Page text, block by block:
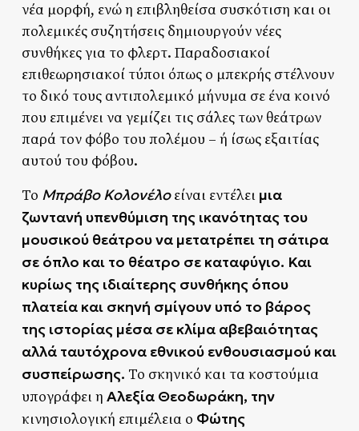
νέα μορφή, ενώ η επιβληθείσα συσκότιση και οι
πολεμικές συζητήσεις δημιουργούν νέες
συνθήκες για το φλερτ. Παραδοσιακοί
επιθεωρησιακοί τύποι όπως ο μπεκρής στέλνουν
το δικό τους αντιπολεμικό μήνυμα σε ένα κοινό
που επιμένει να γεμίζει τις σάλες των θεάτρων
παρά τον φόβο του πολέμου – ή ίσως εξαιτίας
αυτού του φόβου.
Το Μπράβο Κολονέλοείναι εντέλει μια
ζωντανή υπενθύμιση της ικανότητας του
μουσικού θεάτρου να μετατρέπει τη σάτιρα
σε όπλο και το θέατρο σε καταφύγιο. Και
κυρίως της ιδιαίτερης συνθήκης όπου
πλατεία και σκηνή σμίγουν υπό το βάρος
της ιστορίας μέσα σε κλίμα αβεβαιότητας
αλλά ταυτόχρονα εθνικού ενθουσιασμού και
συσπείρωσης. Το σκηνικό και τα κοστούμια
υπογράφει η Αλεξία Θεοδωράκη, την
κινησιολογική επιμέλεια ο Φώτης